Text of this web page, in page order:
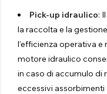
Pick-up idraulico:
la raccolta e la
l’efficienza operativa
motore idraulico
in caso di accumulo di
eccessivi